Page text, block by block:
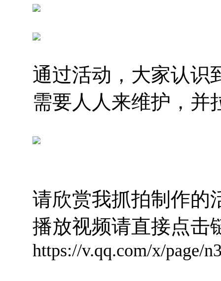
通过活动，大家认识
需要人人来维护，并
请欣赏我抓拍制作的
播放视频请直接点击
https://v.qq.com/x/page/